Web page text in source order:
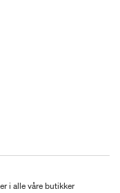
i alle våre butikker